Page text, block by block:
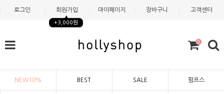
로그인 회원가입
+3,000원
마이페이지 장바구니 고객센터
0
NEW10% BEST SALE 펌프스